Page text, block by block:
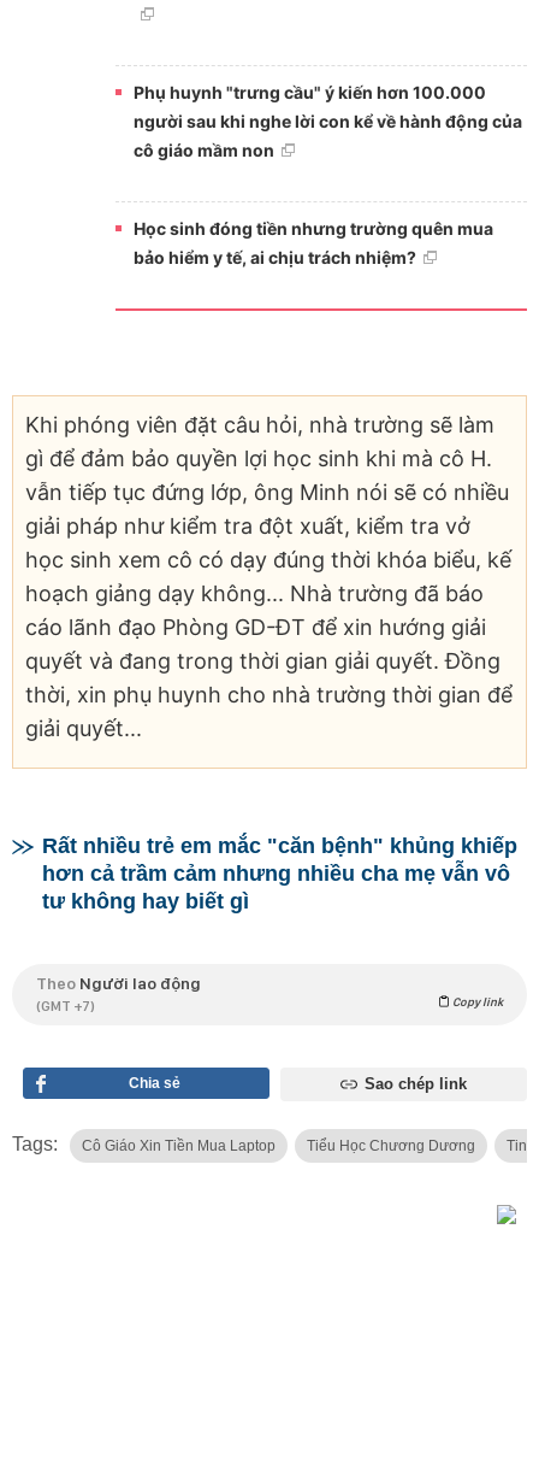
Phụ huynh "trưng cầu" ý kiến hơn 100.000
người sau khi nghe lời con kể về hành động của
cô giáo mầm non
Học sinh đóng tiền nhưng trường quên mua
bảo hiểm y tế, ai chịu trách nhiệm?
Khi phóng viên đặt câu hỏi, nhà trường sẽ làm
gì để đảm bảo quyền lợi học sinh khi mà cô H.
vẫn tiếp tục đứng lớp, ông Minh nói sẽ có nhiều
giải pháp như kiểm tra đột xuất, kiểm tra vở
học sinh xem cô có dạy đúng thời khóa biểu, kế
hoạch giảng dạy không... Nhà trường đã báo
cáo lãnh đạo Phòng GD-ĐT để xin hướng giải
quyết và đang trong thời gian giải quyết. Đồng
thời, xin phụ huynh cho nhà trường thời gian để
giải quyết...
Rất nhiều trẻ em mắc "căn bệnh" khủng khiếp
hơn cả trầm cảm nhưng nhiều cha mẹ vẫn vô
tư không hay biết gì
Theo Người lao động
(GMT +7) Copy link
Chia sẻ Sao chép link
Tags: Cô Giáo Xin Tiền Mua Laptop Tiểu Học Chương Dương Tin